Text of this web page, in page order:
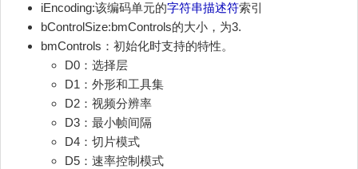
iEncoding:该编码单元的字符串描述符索引
bControlSize:bmControls的大小，为3.
bmControls：初始化时支持的特性。
D0：选择层
D1：外形和工具集
D2：视频分辨率
D3：最小帧间隔
D4：切片模式
D5：速率控制模式